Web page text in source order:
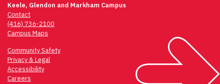
Keele, Glendon and Markham Campus
Contact
(416) 736-2100
Campus Maps
Community Safety
Privacy & Legal
Accessibility
Careers